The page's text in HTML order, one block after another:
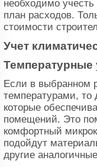
необходимо
план расходов.
стоимости
Учет
Температурные
Если в выбранном
температурами, то
которые
помещений. Это
комфортный
подойдут
другие